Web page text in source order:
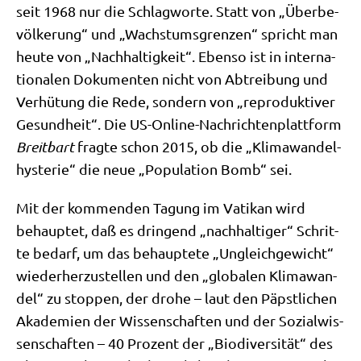
seit 1968 nur die Schlag­wor­te. Statt von „Über­be­
völ­ke­rung“ und „Wachs­tums­gren­zen“ spricht man
heu­te von „Nach­hal­tig­keit“. Eben­so ist in inter­na­
tio­na­len Doku­men­ten nicht von Abtrei­bung und
Ver­hü­tung die Rede, son­dern von „repro­duk­ti­ver
Gesund­heit“. Die US-Online-Nach­rich­ten­platt­form
Breit­bartfrag­te schon 2015, ob die „Kli­ma­wan­del­
hy­ste­rie“ die neue „Popu­la­ti­on Bomb“ sei.
Mit der kom­men­den Tagung im Vati­kan wird
behaup­tet, daß es drin­gend „nach­hal­ti­ger“ Schrit­
te bedarf, um das behaup­te­te „Ungleich­ge­wicht“
wie­der­her­zu­stel­len und den „glo­ba­len Kli­ma­wan­
del“ zu stop­pen, der dro­he – laut den Päpst­li­chen
Aka­de­mien der Wis­sen­schaf­ten und der Sozi­al­wis­
sen­schaf­ten – 40 Pro­zent der „Bio­di­ver­si­tät“ des